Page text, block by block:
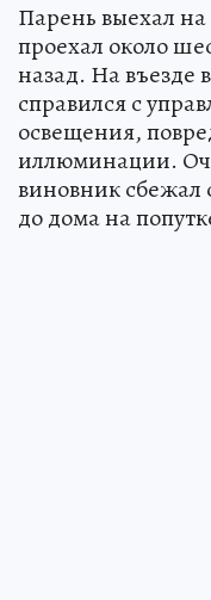
Парень выехал
проехал около
назад. На въезде
справился с
освещения,
иллюминации.
виновник сбежал
до дома на